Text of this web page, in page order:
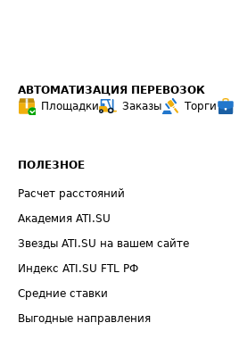
АВТОМАТИЗАЦИЯ ПЕРЕВОЗОК
Площадки
Заказы Торги
ПОЛЕЗНОЕ
Расчет расстояний
Академия ATI.SU
Звезды ATI.SU на вашем сайте
Индекс ATI.SU FTL РФ
Средние ставки
Выгодные направления